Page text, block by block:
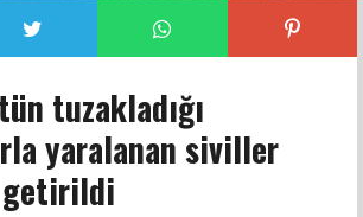
tuzakladığı
yaralanan siviller
getirildi